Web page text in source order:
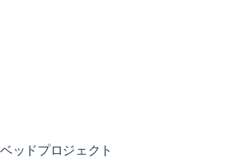
ッドプロジェクト